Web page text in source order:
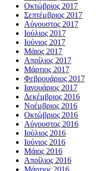
Οκτώβριος 2017
Σεπτέμβριος 2017
Αύγουστος 2017
Ιούλιος 2017
Ιούνιος 2017
Μάιος 2017
Απρίλιος 2017
Μάρτιος 2017
Φεβρουάριος 2017
Ιανουάριος 2017
Δεκέμβριος 2016
Νοέμβριος 2016
Οκτώβριος 2016
Αύγουστος 2016
Ιούλιος 2016
Ιούνιος 2016
Μάιος 2016
Απρίλιος 2016
Μάρτιος 2016